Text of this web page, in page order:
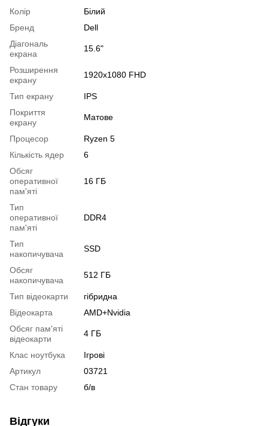
Колір
Білий
Бренд
Dell
Діагональ
екрана
15.6"
Розширення
екрану
1920x1080 FHD
Тип екрану
IPS
Покриття
екрану
Матове
Процесор
Ryzen 5
Кількість ядер
6
Обсяг
оперативної
пам'яті
16 ГБ
Тип
оперативної
пам'яті
DDR4
Тип
накопичувача
SSD
Обсяг
накопичувача
512 ГБ
Тип відеокарти
гібридна
Відеокарта
AMD+Nvidia
Обсяг пам'яті
відеокарти
4 ГБ
Клас ноутбука
Ігрові
Артикул
03721
Стан товару
б/в
Відгуки